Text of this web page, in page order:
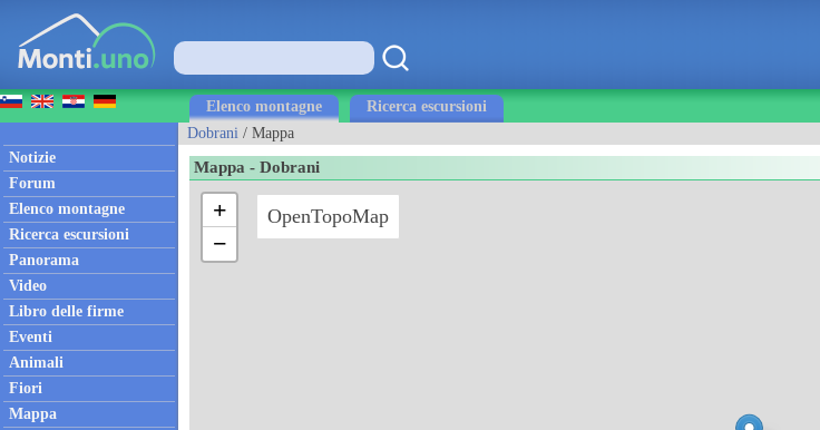
Elenco montagne Ricerca escursioni
Notizie
Forum
Elenco montagne
Ricerca escursioni
Panorama
Video
Libro delle firme
Eventi
Animali
Fiori
Mappa
Dobrani / Mappa
Mappa - Dobrani
+
−
OpenTopoMap